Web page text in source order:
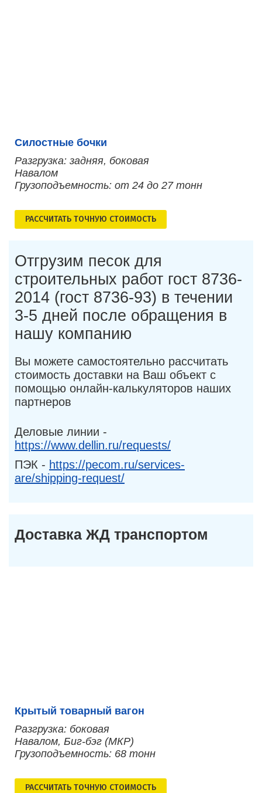
Силостные бочки
Разгрузка: задняя, боковая
Навалом
Грузоподъемность: от 24 до 27 тонн
РАСCЧИТАТЬ ТОЧНУЮ СТОИМОСТЬ
Отгрузим песок для
строительных работ гост 8736-
2014 (гост 8736-93) в течении
3-5 дней после обращения в
нашу компанию
Вы можете самостоятельно рассчитать
стоимость доставки на Ваш объект с
помощью онлайн-калькуляторов наших
партнеров
Деловые линии -
https://www.dellin.ru/requests/
ПЭК - https://pecom.ru/services-
are/shipping-request/
Доставка ЖД транспортом
Крытый товарный вагон
Разгрузка: боковая
Навалом, Биг-бэг (МКР)
Грузоподъемность: 68 тонн
РАСCЧИТАТЬ ТОЧНУЮ СТОИМОСТЬ